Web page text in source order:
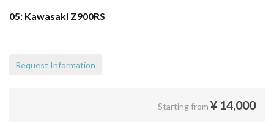
05: Kawasaki Z900RS
Request Information
Starting from ¥ 14,000